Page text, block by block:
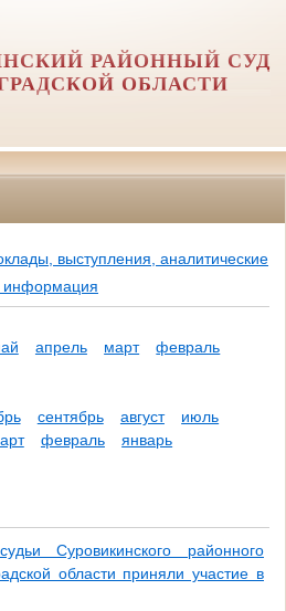
РАЙОННЫЙ СУД
ОБЛАСТИ
выступления, аналитические
информация
апрель март
февраль
сентябрь август
июль
февраль
январь
Суровикинского районного
области приняли участие в